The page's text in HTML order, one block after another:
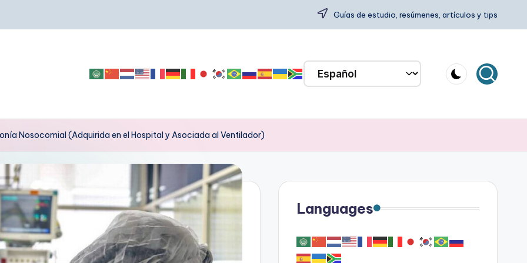
Guías de estudio, resúmenes, artículos y tips
Nosocomial (Adquirida en el Hospital y Asociada al Ventilador)
Languages